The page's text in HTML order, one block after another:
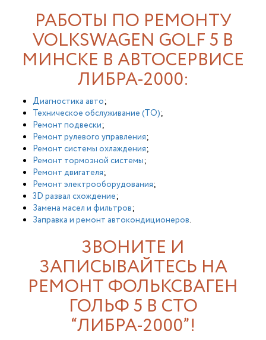
РАБОТЫ ПО РЕМОНТУ
VOLKSWAGEN GOLF 5 В
МИНСКЕ В АВТОСЕРВИСЕ
ЛИБРА-2000:
Диагностика авто;
Техническое обслуживание (ТО);
Ремонт подвески;
Ремонт рулевого управления;
Ремонт системы охлаждения;
Ремонт тормозной системы;
Ремонт двигателя;
Ремонт электрооборудования;
3D развал схождение;
Замена масел и фильтров;
Заправка и ремонт автокондиционеров.
ЗВОНИТЕ И
ЗАПИСЫВАЙТЕСЬ НА
РЕМОНТ ФОЛЬКСВАГЕН
ГОЛЬФ 5 В СТО
“ЛИБРА-2000”!